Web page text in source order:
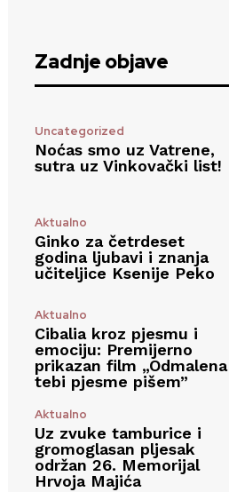
Zadnje objave
Uncategorized
Noćas smo uz Vatrene,
sutra uz Vinkovački list!
Aktualno
Ginko za četrdeset
godina ljubavi i znanja
učiteljice Ksenije Peko
Aktualno
Cibalia kroz pjesmu i
emociju: Premijerno
prikazan film „Odmalena
tebi pjesme pišem”
Aktualno
Uz zvuke tamburice i
gromoglasan pljesak
održan 26. Memorijal
Hrvoja Majića